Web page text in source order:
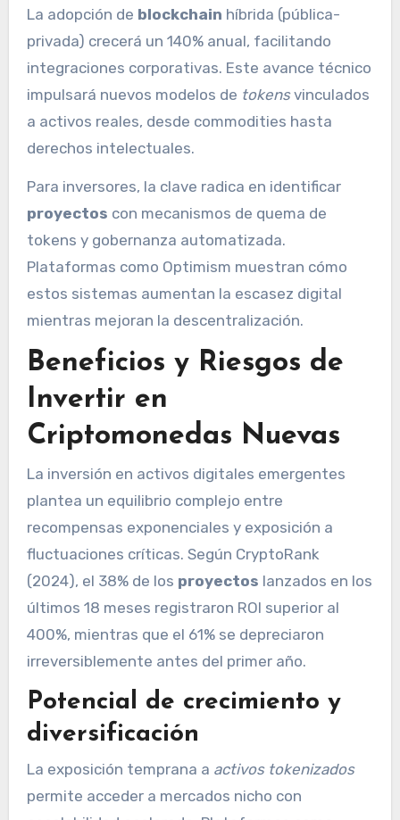
La adopción de blockchain híbrida (pública-
privada) crecerá un 140% anual, facilitando
integraciones corporativas. Este avance técnico
impulsará nuevos modelos de tokensvinculados
a activos reales, desde commodities hasta
derechos intelectuales.
Para inversores, la clave radica en identificar
proyectos con mecanismos de quema de
tokens y gobernanza automatizada.
Plataformas como Optimism muestran cómo
estos sistemas aumentan la escasez digital
mientras mejoran la descentralización.
Beneficios y Riesgos de
Invertir en
Criptomonedas Nuevas
La inversión en activos digitales emergentes
plantea un equilibrio complejo entre
recompensas exponenciales y exposición a
fluctuaciones críticas. Según CryptoRank
(2024), el 38% de los proyectos lanzados en los
últimos 18 meses registraron ROI superior al
400%, mientras que el 61% se depreciaron
irreversiblemente antes del primer año.
Potencial de crecimiento y
diversificación
La exposición temprana a activos tokenizados
permite acceder a mercados nicho con